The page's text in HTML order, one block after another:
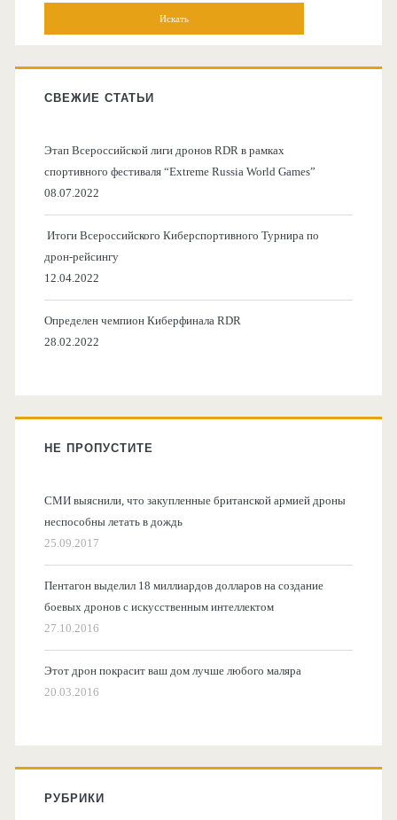
СВЕЖИЕ СТАТЬИ
Этап Всероссийской лиги дронов RDR в рамках
спортивного фестиваля “Extreme Russia World Games”
08.07.2022
Итоги Всероссийского Киберспортивного Турнира по
дрон-рейсингу
12.04.2022
Определен чемпион Киберфинала RDR
28.02.2022
НЕ ПРОПУСТИТЕ
СМИ выяснили, что закупленные британской армией дроны
неспособны летать в дождь
25.09.2017
Пентагон выделил 18 миллиардов долларов на создание
боевых дронов с искусственным интеллектом
27.10.2016
Этот дрон покрасит ваш дом лучше любого маляра
20.03.2016
РУБРИКИ